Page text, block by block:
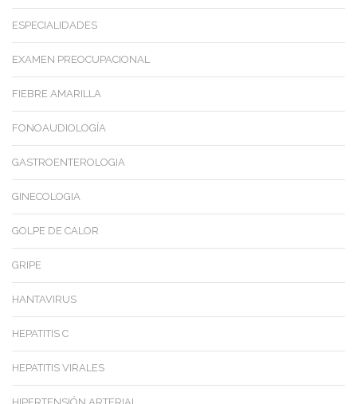
ESPECIALIDADES
EXAMEN PREOCUPACIONAL
FIEBRE AMARILLA
FONOAUDIOLOGÍA
GASTROENTEROLOGIA
GINECOLOGIA
GOLPE DE CALOR
GRIPE
HANTAVIRUS
HEPATITIS C
HEPATITIS VIRALES